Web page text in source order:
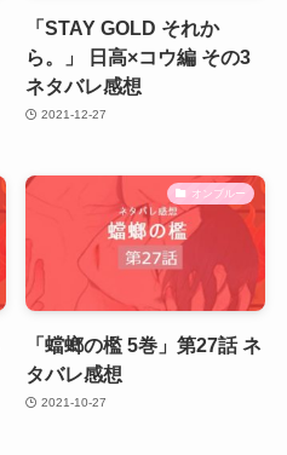
「STAY GOLD それか
ら。」 日高×コウ編 その3
ネタバレ感想
2021-12-27
オンブルー
「蟷螂の檻 5巻」第27話 ネ
タバレ感想
2021-10-27